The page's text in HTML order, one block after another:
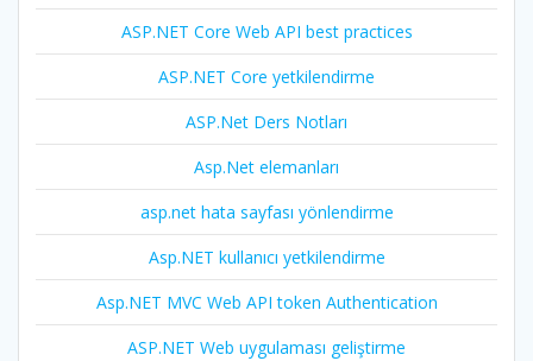
ASP.NET Core Web API best practices
ASP.NET Core yetkilendirme
ASP.Net Ders Notları
Asp.Net elemanları
asp.net hata sayfası yönlendirme
Asp.NET kullanıcı yetkilendirme
Asp.NET MVC Web API token Authentication
ASP.NET Web uygulaması geliştirme